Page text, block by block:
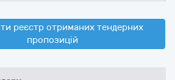
реєстр отриманих тендерних
пропозицій